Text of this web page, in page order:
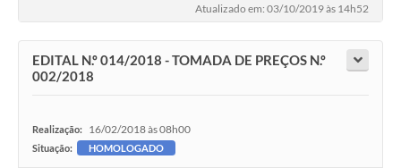
Atualizado em: 03/10/2019 às 14h52
EDITAL N.º 014/2018 - TOMADA DE PREÇOS N.º
002/2018
Realização: 16/02/2018 às 08h00
Situação: HOMOLOGADO